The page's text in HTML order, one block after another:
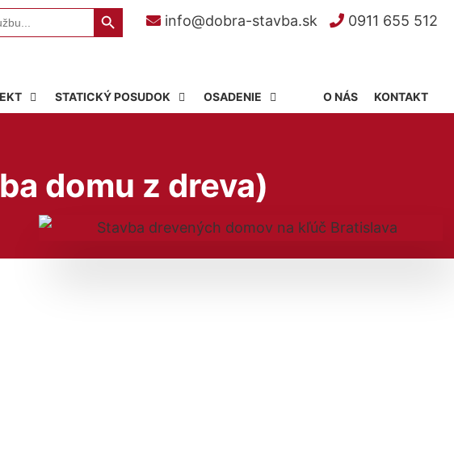
info@dobra-stavba.sk 0911 655 512
Search Button
STATICKÝ POSUDOK OSADENIE KONTAKT
O NÁS
domu z dreva)